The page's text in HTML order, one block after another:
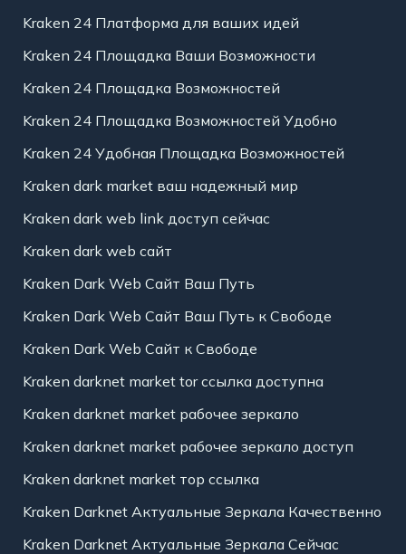
Kraken 24 Платформа для ваших идей
Kraken 24 Площадка Ваши Возможности
Kraken 24 Площадка Возможностей
Kraken 24 Площадка Возможностей Удобно
Kraken 24 Удобная Площадка Возможностей
Kraken dark market ваш надежный мир
Kraken dark web link доступ сейчас
Kraken dark web сайт
Kraken Dark Web Сайт Ваш Путь
Kraken Dark Web Сайт Ваш Путь к Свободе
Kraken Dark Web Сайт к Свободе
Kraken darknet market tor ссылка доступна
Kraken darknet market рабочее зеркало
Kraken darknet market рабочее зеркало доступ
Kraken darknet market тор ссылка
Kraken Darknet Актуальные Зеркала Качественно
Kraken Darknet Актуальные Зеркала Сейчас